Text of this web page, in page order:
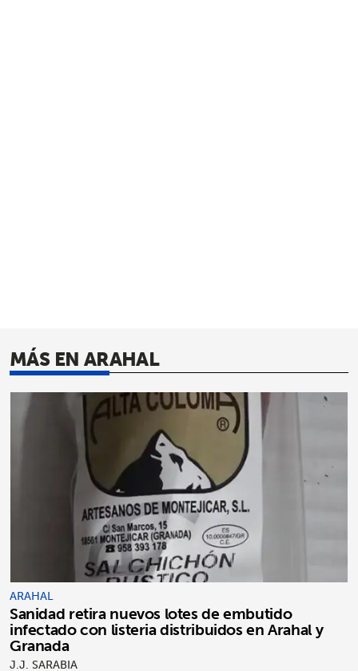
MÁS EN ARAHAL
ARAHAL
Sanidad retira nuevos lotes de embutido
infectado con listeria distribuidos en Arahal y
Granada
J.J. SARABIA